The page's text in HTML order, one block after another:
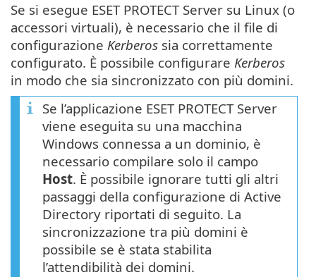
Se si esegue ESET PROTECT Server su Linux (o
accessori virtuali), è necessario che il file di
configurazione Kerberos sia correttamente
configurato. È possibile configurare Kerberos
in modo che sia sincronizzato con più domini.
Se l’applicazione ESET PROTECT Server
viene eseguita su una macchina
Windows connessa a un dominio, è
necessario compilare solo il campo
Host. È possibile ignorare tutti gli altri
passaggi della configurazione di Active
Directory riportati di seguito. La
sincronizzazione tra più domini è
possibile se è stata stabilita
l’attendibilità dei domini.